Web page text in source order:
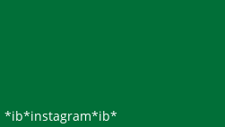
*ib*instagram*ib*